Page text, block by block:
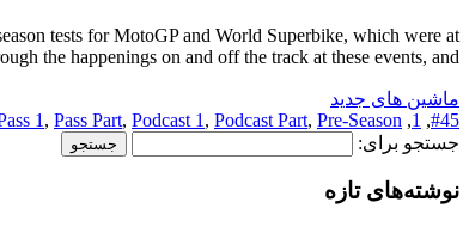
tests for MotoGP and World Superbike, which were at
the happenings on and off the track at these events, and […]
ماشین های جدید
#45
,
1
,
1 , Pass Part, Podcast 1 , Podcast Part, Pre-Season
جستجو برای:
نوشته‌های تازه